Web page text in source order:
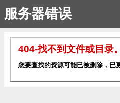
服务器错误
404-找不到文件或目录。
您要查找的资源可能已被删除，已